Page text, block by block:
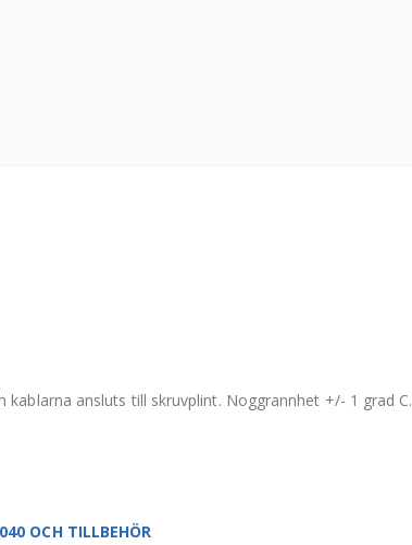
ansluts till skruvplint. Noggrannhet +/- 1 grad C.
OCH TILLBEHÖR